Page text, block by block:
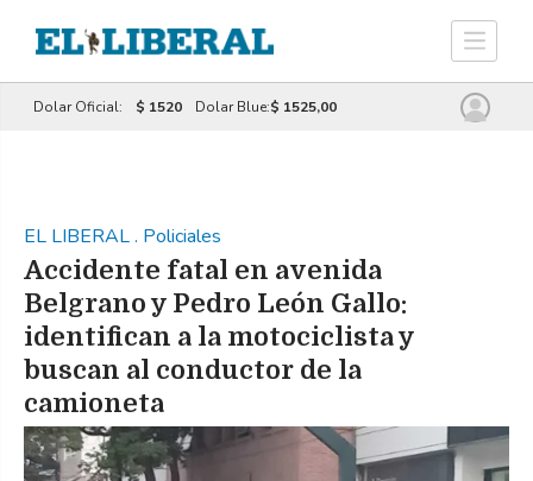
Dolar Oficial: $ 1520 Dolar Blue:$ 1525,00
EL LIBERAL. Policiales
Accidente fatal en avenida
Belgrano y Pedro León Gallo:
identifican a la motociclista y
buscan al conductor de la
camioneta